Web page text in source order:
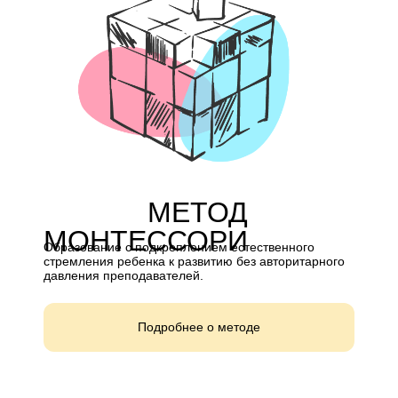
МЕТОД
МОНТЕССОРИ
Образование с подкреплением естественного
стремления ребенка к развитию без авторитарного
давления преподавателей.
Подробнее о методе